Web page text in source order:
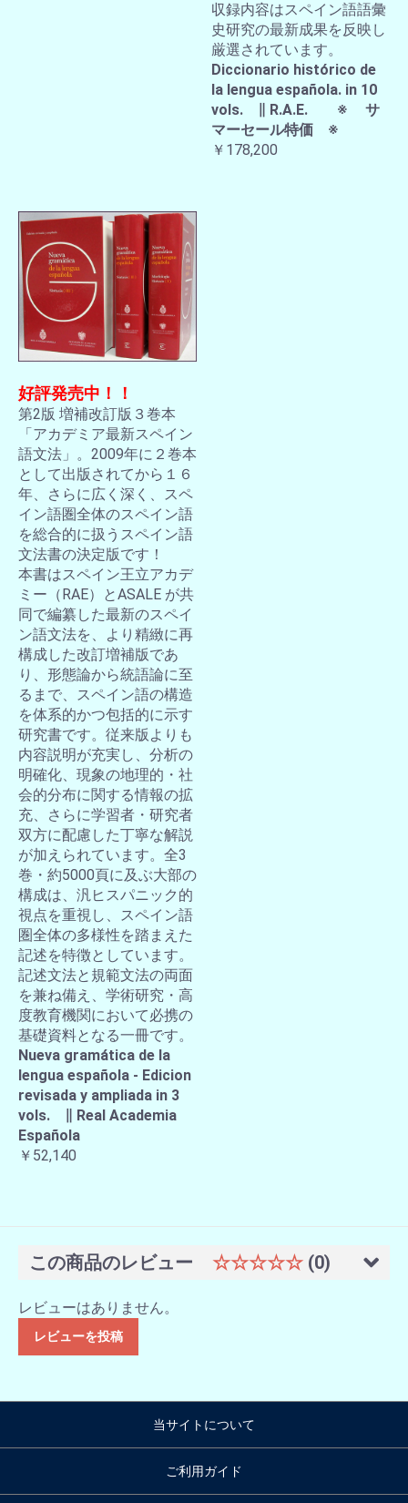
収録内容はスペイン語語彙
史研究の最新成果を反映し
厳選されています。
Diccionario histórico de
la lengua española. in 10
vols. ∥ R.A.E. ※ サ
マーセール特価 ※
￥178,200
好評発売中！！
第2版 増補改訂版３巻本
「アカデミア最新スペイン
語文法」。2009年に２巻本
として出版されてから１６
年、さらに広く深く、スペ
イン語圏全体のスペイン語
を総合的に扱うスペイン語
文法書の決定版です！
本書はスペイン王立アカデ
ミー（RAE）とASALE が共
同で編纂した最新のスペイ
ン語文法を、より精緻に再
構成した改訂増補版であ
り、形態論から統語論に至
るまで、スペイン語の構造
を体系的かつ包括的に示す
研究書です。従来版よりも
内容説明が充実し、分析の
明確化、現象の地理的・社
会的分布に関する情報の拡
充、さらに学習者・研究者
双方に配慮した丁寧な解説
が加えられています。全3
巻・約5000頁に及ぶ大部の
構成は、汎ヒスパニック的
視点を重視し、スペイン語
圏全体の多様性を踏まえた
記述を特徴としています。
記述文法と規範文法の両面
を兼ね備え、学術研究・高
度教育機関において必携の
基礎資料となる一冊です。
Nueva gramática de la
lengua española - Edicion
revisada y ampliada in 3
vols. ∥ Real Academia
Española
￥52,140
この商品のレビュー ☆☆☆☆☆ (0)
レビューはありません。
レビューを投稿
当サイトについて
ご利用ガイド